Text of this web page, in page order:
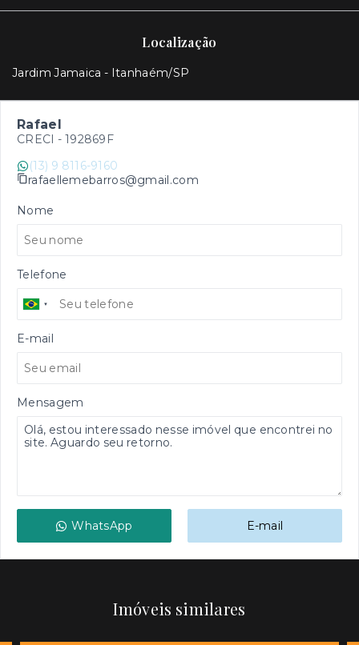
Localização
Jardim Jamaica - Itanhaém/SP
Rafael
CRECI - 192869F
(13) 9 8116-9160
rafaellemebarros@gmail.com
Nome
Telefone
E-mail
Mensagem
WhatsApp E-mail
Imóveis similares